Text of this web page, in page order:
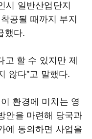
시 일반산업단지
공될 때까지 부지
했다.
고 할 수 있지만 제
않다"고 말했다.
환경에 미치는 영
안을 마련해 당국과
에 동의하면 사업을